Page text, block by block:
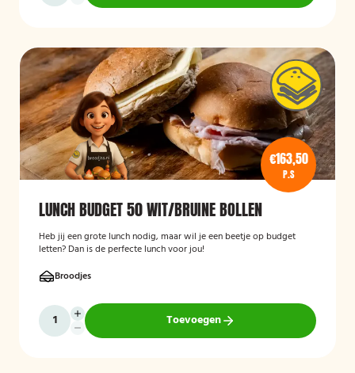
€163,50
P.S
LUNCH BUDGET 50 WIT/BRUINE BOLLEN
Heb jij een grote lunch nodig, maar wil je een beetje op budget
letten? Dan is de perfecte lunch voor jou!
Broodjes
Toevoegen